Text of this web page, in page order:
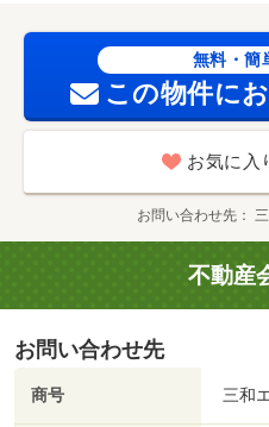
ｍ／スターバックスコーヒ
店）まで６４８ｍ／鳥栖西
ｍ/賃貸戸数:8戸
無料・簡
この物件に
お気に入
お問い合わせ先
不動産
お問い合わせ先
商号 三和